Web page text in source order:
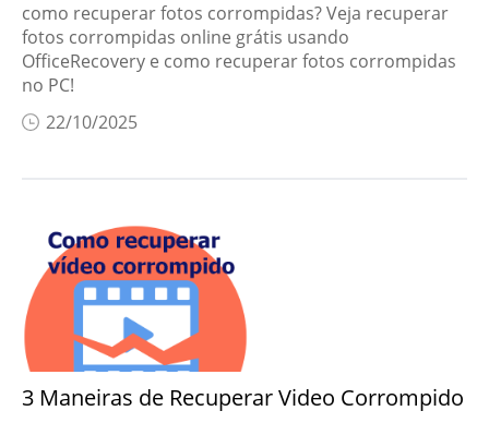
como recuperar fotos corrompidas? Veja recuperar
fotos corrompidas online grátis usando
OfficeRecovery e como recuperar fotos corrompidas
no PC!
22/10/2025
3 Maneiras de Recuperar Video Corrompido